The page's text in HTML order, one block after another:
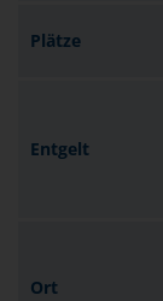
Plätze
Entgelt
Ort